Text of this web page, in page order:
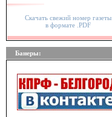
Скачать свежий номер газеты
в формате .PDF
Банеры: